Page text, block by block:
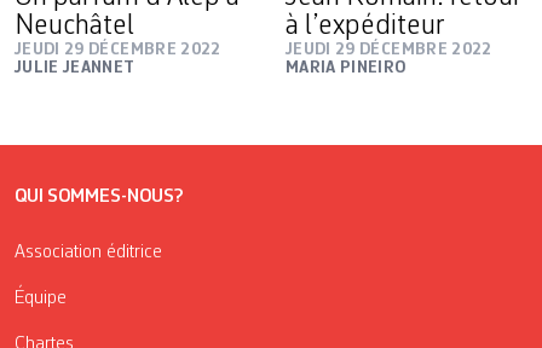
Neuchâtel
JEUDI 29 DÉCEMBRE 2022
JULIE JEANNET
à l’expéditeur
JEUDI 29 DÉCEMBRE 2022
MARIA PINEIRO
QUI SOMMES-NOUS?
Association éditrice
Équipe